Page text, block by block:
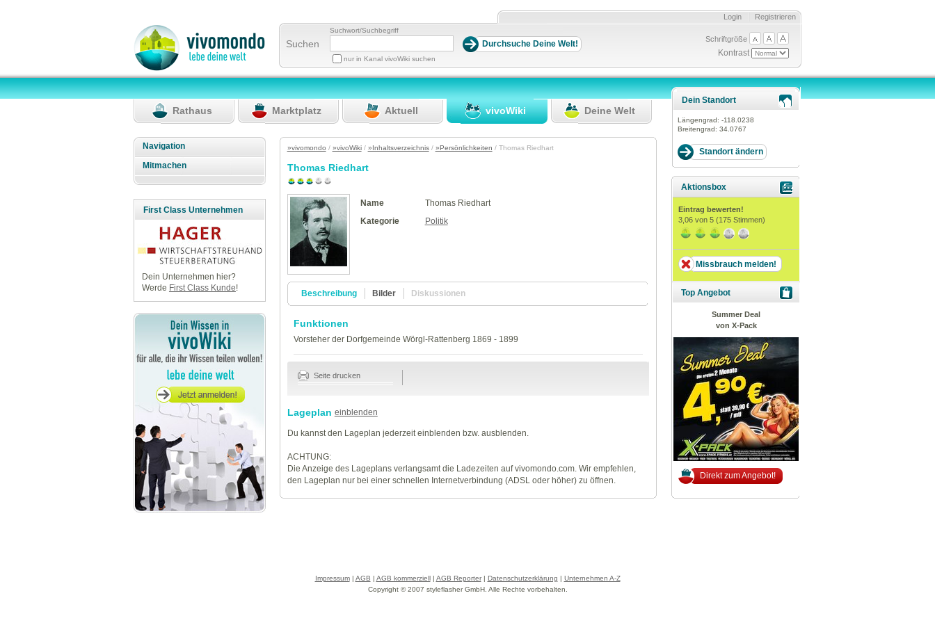
Registrieren
Login
Suchen
Suchwort/Suchbegriff
nur in Kanal vivoWiki suchen
Schriftgröße
Kontrast
Rathaus Marktplatz Aktuell vivoWiki Deine Welt
Navigation
Mitmachen
First Class Unternehmen
Dein Unternehmen hier?
Werde First Class Kunde!
»vivomondo / »vivoWiki/ »Inhaltsverzeichnis/ »Persönlichkeiten / Thomas Riedhart
Thomas Riedhart
Name
Thomas Riedhart
Kategorie
Politik
Beschreibung Bilder Diskussionen
Funktionen
Vorsteher der Dorfgemeinde Wörgl-Rattenberg 1869 - 1899
Seite drucken
Lageplan einblenden
Du kannst den Lageplan jederzeit einblenden bzw. ausblenden.
ACHTUNG:
Die Anzeige des Lageplans verlangsamt die Ladezeiten auf vivomondo.com. Wir empfehlen,
den Lageplan nur bei einer schnellen Internetverbindung (ADSL oder höher) zu öffnen.
Dein Standort
Längengrad: -118.0238
Breitengrad: 34.0767
Aktionsbox
Eintrag bewerten!
3,06 von 5 (175 Stimmen)
Missbrauch melden!
Top Angebot
Summer Deal
von X-Pack
Direkt zum Angebot!
Impressum| AGB | AGB kommerziell| AGB Reporter| Datenschutzerklärung | Unternehmen A-Z
Copyright © 2007 styleflasher GmbH. Alle Rechte vorbehalten.